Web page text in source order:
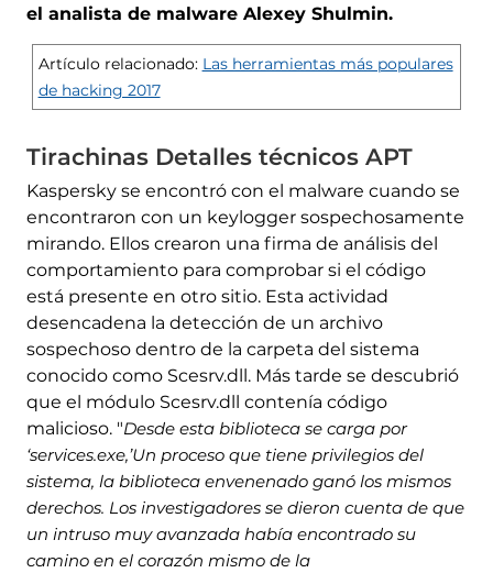
el analista de malware Alexey Shulmin.
Artículo relacionado: Las herramientas más populares
de hacking 2017
Tirachinas Detalles técnicos APT
Kaspersky se encontró con el malware cuando se
encontraron con un keylogger sospechosamente
mirando. Ellos crearon una firma de análisis del
comportamiento para comprobar si el código
está presente en otro sitio. Esta actividad
desencadena la detección de un archivo
sospechoso dentro de la carpeta del sistema
conocido como Scesrv.dll. Más tarde se descubrió
que el módulo Scesrv.dll contenía código
malicioso. "Desde esta biblioteca se carga por
‘services.exe,’Un proceso que tiene privilegios del
sistema, la biblioteca envenenado ganó los mismos
derechos. Los investigadores se dieron cuenta de que
un intruso muy avanzada había encontrado su
camino en el corazón mismo de la